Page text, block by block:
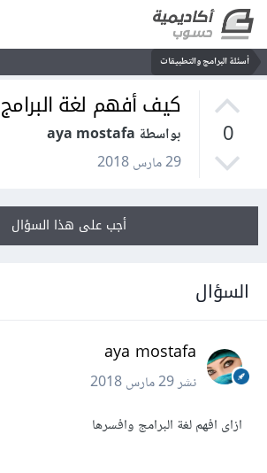
أسئلة البرامج والتطبيقات
0
كيف أفهم لغة
بواسطة aya mostafa
29 مارس 2018
أجب على هذا السؤال
السؤال
aya mostafa
نشر29 مارس 2018
ازاى افهم لغة البرامج وافسرها